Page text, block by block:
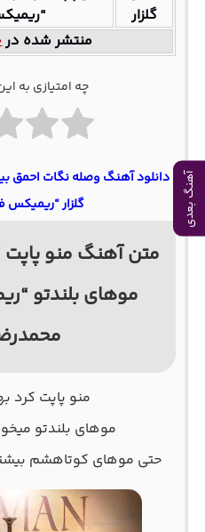
آهنگ بعدی
گلزار
منتشر شده در
چه امتیازی به
دانلود آهنگ وصله نگات احمق
گلزار “ریمیکس
متن آهنگ منو
موهای بلندتو
منو پاپت
موهای بلندتو
حتی موهای کوتاهشم